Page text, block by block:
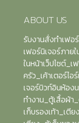
ABOUT US
รับงานสั่งทำเฟอ
เฟอร์นิเจอร์ภาย
ในหน้าเว็ปไซต์_
ครัว_เค้าเตอร์ไ
เจอร์บิวท์อินห้อง
ทำงาน_ตู้เสื้อผ้า
เก็บรองเท้า_เตี